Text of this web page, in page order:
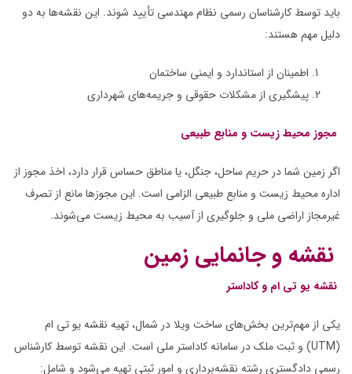
باید توسط کارشناسان رسمی نظام مهندسی تأیید شوند. این نقشه‌ها به دو
دلیل مهم هستند:
اطمینان از استاندارد و ایمنی ساختمان
پیشگیری از مشکلات حقوقی و جریمه‌های شهرداری
مجوز محیط زیست و منابع طبیعی
اگر زمین شما در حریم ساحل، جنگل، یا مناطق حساس قرار دارد، اخذ مجوز از
اداره محیط زیست و منابع طبیعی الزامی است. این مجوزها مانع از تصرف
غیرمجاز اراضی ملی و جلوگیری از آسیب به محیط زیست می‌شوند.
نقشه و جانمایی زمین
نقشه یو تی ام و کاداستر
یکی از مهم‌ترین بخش‌های ساخت ویلا در شمال، تهیه نقشه یو تی ام
(UTM) و ثبت ملک در سامانه کاداستر ملی است. این نقشه توسط کارشناس
رسمی دادگستری رشته نقشه‌برداری و امور ثبتی تهیه می‌شود و شامل: